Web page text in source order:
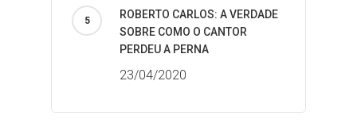
ROBERTO CARLOS: A VERDADE
SOBRE COMO O CANTOR
PERDEU A PERNA
23/04/2020